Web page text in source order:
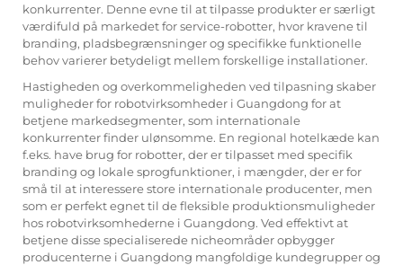
konkurrenter. Denne evne til at tilpasse produkter er særligt
værdifuld på markedet for service-robotter, hvor kravene til
branding, pladsbegrænsninger og specifikke funktionelle
behov varierer betydeligt mellem forskellige installationer.
Hastigheden og overkommeligheden ved tilpasning skaber
muligheder for robotvirksomheder i Guangdong for at
betjene markedsegmenter, som internationale
konkurrenter finder ulønsomme. En regional hotelkæde kan
f.eks. have brug for robotter, der er tilpasset med specifik
branding og lokale sprogfunktioner, i mængder, der er for
små til at interessere store internationale producenter, men
som er perfekt egnet til de fleksible produktionsmuligheder
hos robotvirksomhederne i Guangdong. Ved effektivt at
betjene disse specialiserede nicheområder opbygger
producenterne i Guangdong mangfoldige kundegrupper og